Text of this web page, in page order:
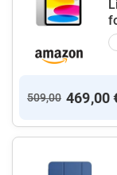
509,00 469,00